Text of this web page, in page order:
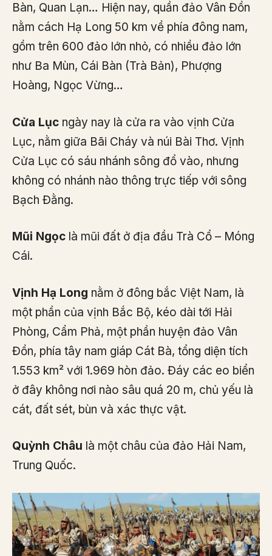
Bàn, Quan Lạn… Hiện nay, quần đảo Vân Đồn
nằm cách Hạ Long 50 km về phía đông nam,
gồm trên 600 đảo lớn nhỏ, có nhiều đảo lớn
như Ba Mùn, Cái Bàn (Trà Bản), Phượng
Hoàng, Ngọc Vừng…
Cửa Lục ngày nay là cửa ra vào vịnh Cửa
Lục, nằm giữa Bãi Cháy và núi Bài Thơ. Vịnh
Cửa Lục có sáu nhánh sông đổ vào, nhưng
không có nhánh nào thông trực tiếp với sông
Bạch Đằng.
Mũi Ngọc là mũi đất ở địa đầu Trà Cổ – Móng
Cái.
Vịnh Hạ Long nằm ở đông bắc Việt Nam, là
một phần của vịnh Bắc Bộ, kéo dài tới Hải
Phòng, Cẩm Phả, một phần huyện đảo Vân
Đồn, phía tây nam giáp Cát Bà, tổng diện tích
1.553 km² với 1.969 hòn đảo. Đáy các eo biển
ở đây không nơi nào sâu quá 20 m, chủ yếu là
cát, đất sét, bùn và xác thực vật.
Quỳnh Châu là một châu của đảo Hải Nam,
Trung Quốc.